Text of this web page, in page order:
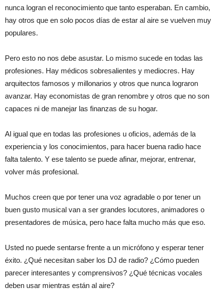
nunca logran el reconocimiento que tanto esperaban. En cambio,
hay otros que en solo pocos días de estar al aire se vuelven muy
populares.
Pero esto no nos debe asustar. Lo mismo sucede en todas las
profesiones. Hay médicos sobresalientes y mediocres. Hay
arquitectos famosos y millonarios y otros que nunca lograron
avanzar. Hay economistas de gran renombre y otros que no son
capaces ni de manejar las finanzas de su hogar.
Al igual que en todas las profesiones u oficios, además de la
experiencia y los conocimientos, para hacer buena radio hace
falta talento. Y ese talento se puede afinar, mejorar, entrenar,
volver más profesional.
Muchos creen que por tener una voz agradable o por tener un
buen gusto musical van a ser grandes locutores, animadores o
presentadores de música, pero hace falta mucho más que eso.
Usted no puede sentarse frente a un micrófono y esperar tener
éxito. ¿Qué necesitan saber los DJ de radio? ¿Cómo pueden
parecer interesantes y comprensivos? ¿Qué técnicas vocales
deben usar mientras están al aire?